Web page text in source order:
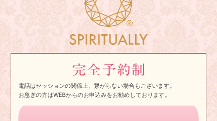
電話はセッションの関係上、繋がらない場合もございます。
お急ぎの方はWEBからのお申込みをお勧めしております。